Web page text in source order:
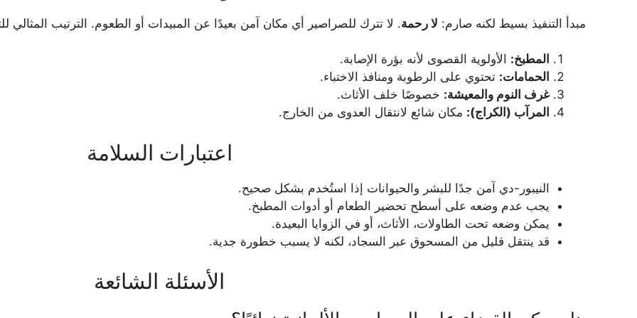
مبدأ التنفيذ بسيط لكنه صارم: لا رحمة. لا تترك للصراصير أي مكان آمن بعيدًا عن المبيدات أو الطعوم. الترتيب المثالي
المطبخ: الأولوية القصوى لأنه بؤرة الإصابة.
الحمامات: تحتوي على الرطوبة ومنافذ الاختباء.
غرف النوم والمعيشة: خصوصًا خلف الأثاث.
المرآب (الكراج): مكان شائع لانتقال العدوى من الخارج.
اعتبارات السلامة
النيبور-دي آمن جدًا للبشر والحيوانات إذا استُخدم بشكل صحيح.
يجب عدم وضعه على أسطح تحضير الطعام أو أدوات المطبخ.
يمكن وضعه تحت الطاولات، الأثاث، أو في الزوايا البعيدة.
قد ينتقل قليل من المسحوق عبر السجاد، لكنه لا يسبب خطورة جدية.
الأسئلة الشائعة